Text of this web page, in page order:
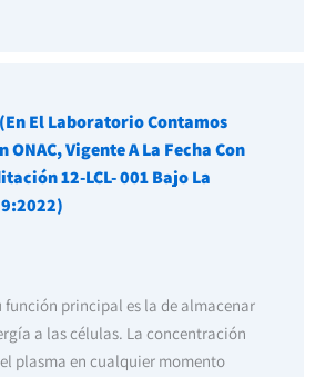
(En El Laboratorio Contamos
Vigente A La Fecha Con
12-LCL- 001 Bajo La
función principal es la de almacenar
a las células. La concentración
plasma en cualquier momento